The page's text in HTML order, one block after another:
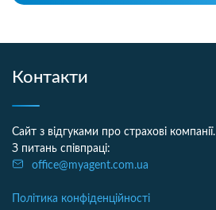
Контакти
Сайт з відгуками про страхові компанії.
З питань співпраці:
office@myagent.com.ua
Політика конфіденційності